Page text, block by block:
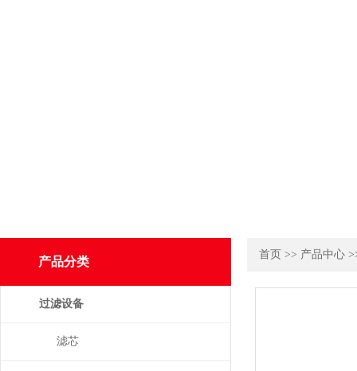
产品分类
过滤设备
滤芯
首页 >> 产品中心